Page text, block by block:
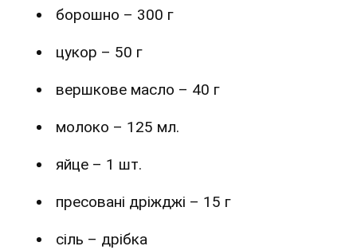
борошно – 300 г
цукор – 50 г
вершкове масло – 40 г
молоко – 125 мл.
яйце – 1 шт.
пресовані дріжджі – 15 г
сіль – дрібка